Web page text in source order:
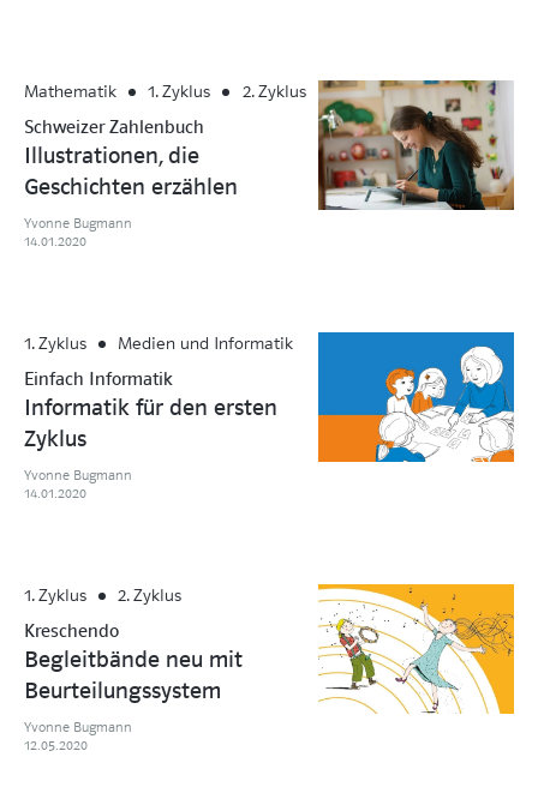
Mathematik 1. Zyklus 2. Zyklus
Schweizer Zahlenbuch
Illustrationen, die
Geschichten erzählen
Yvonne Bugmann
14.01.2020
1. Zyklus Medien und Informatik
Einfach Informatik
Informatik für den ersten
Zyklus
Yvonne Bugmann
14.01.2020
1. Zyklus 2. Zyklus
Kreschendo
Begleitbände neu mit
Beurteilungssystem
Yvonne Bugmann
12.05.2020